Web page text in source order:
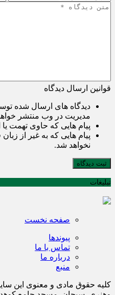
قوانین ارسال دیدگاه
دیدگاه های ارسال شده
مدیریت در وب منتشر
پیام هایی که حاوی تهمت
پیام هایی که به غیر از
نخواهد شد.
ثبت دیدگاه
تبلیغات
صفحه نخست
پیوندها
تماس با ما
درباره ما
منبع
کلیه حقوق مادی و معنوی این